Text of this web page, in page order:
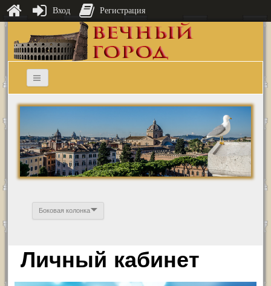
Боковая колонка
Личный кабинет
Вход Регистрация